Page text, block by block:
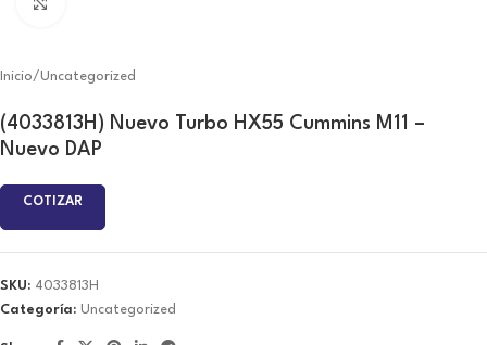
Inicio/Uncategorized
(4033813H) Nuevo Turbo HX55 Cummins M11 –
Nuevo DAP
COTIZAR
SKU: 4033813H
Categoría: Uncategorized